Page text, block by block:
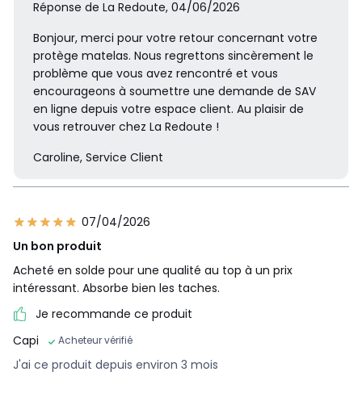
Réponse de La Redoute, 04/06/2026
Bonjour, merci pour votre retour concernant votre
protège matelas. Nous regrettons sincèrement le
problème que vous avez rencontré et vous
encourageons à soumettre une demande de SAV
en ligne depuis votre espace client. Au plaisir de
vous retrouver chez La Redoute !
Caroline, Service Client
07/04/2026
Un bon produit
Acheté en solde pour une qualité au top à un prix
intéressant. Absorbe bien les taches.
Je recommande ce produit
Capi
Acheteur vérifié
J'ai ce produit depuis environ 3 mois